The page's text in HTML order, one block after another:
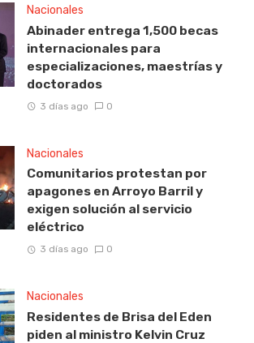
Nacionales
Abinader entrega 1,500 becas
internacionales para
especializaciones, maestrías y
doctorados
3 días ago 0
Nacionales
Comunitarios protestan por
apagones en Arroyo Barril y
exigen solución al servicio
eléctrico
3 días ago 0
Nacionales
Residentes de Brisa del Eden
piden al ministro Kelvin Cruz